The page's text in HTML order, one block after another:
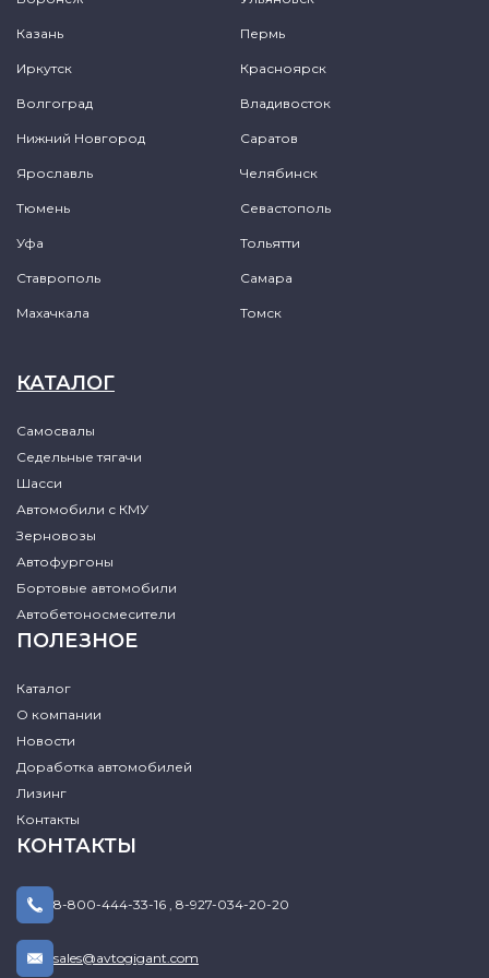
Казань Пермь
Иркутск Красноярск
Волгоград Владивосток
Нижний Новгород Саратов
Ярославль Челябинск
Тюмень Севастополь
Уфа Тольятти
Ставрополь Самара
Махачкала Томск
КАТАЛОГ
Самосвалы
Седельные тягачи
Шасси
Автомобили с КМУ
Зерновозы
Автофургоны
Бортовые автомобили
Автобетоносмесители
ПОЛЕЗНОЕ
Каталог
О компании
Новости
Доработка автомобилей
Лизинг
Контакты
КОНТАКТЫ
8-800-444-33-16 8-927-034-20-20
sales@avtogigant.com